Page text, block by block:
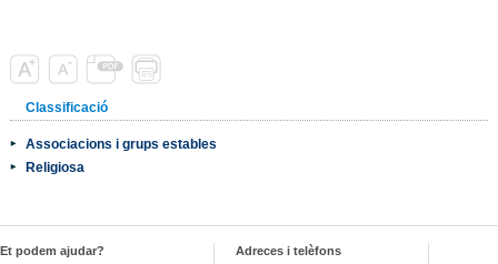
Classificació
Associacions i grups estables
Religiosa
Et podem ajudar?
Adreces i telèfons